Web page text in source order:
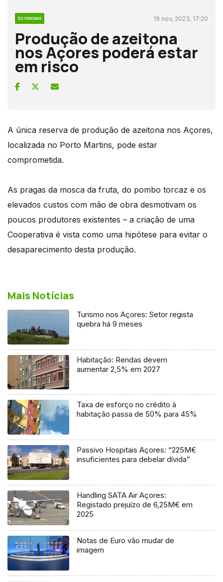
ECONOMIA 19 nov, 2023, 17:20
Produção de azeitona
nos Açores poderá estar
em risco
A única reserva de produção de azeitona nos Açores,
localizada no Porto Martins, pode estar
comprometida.
As pragas da mosca da fruta, do pombo torcaz e os
elevados custos com mão de obra desmotivam os
poucos produtores existentes – a criação de uma
Cooperativa é vista como uma hipótese para evitar o
desaparecimento desta produção.
Mais Notícias
Turismo nos Açores: Setor regista
quebra há 9 meses
Habitação: Rendas devem
aumentar 2,5% em 2027
Taxa de esforço no crédito à
habitação passa de 50% para 45%
Passivo Hospitais Açores: “225M€
insuficientes para debelar dívida”
Handling SATA Air Açores:
Registado prejuízo de 6,25M€ em
2025
Notas de Euro vão mudar de
imagem